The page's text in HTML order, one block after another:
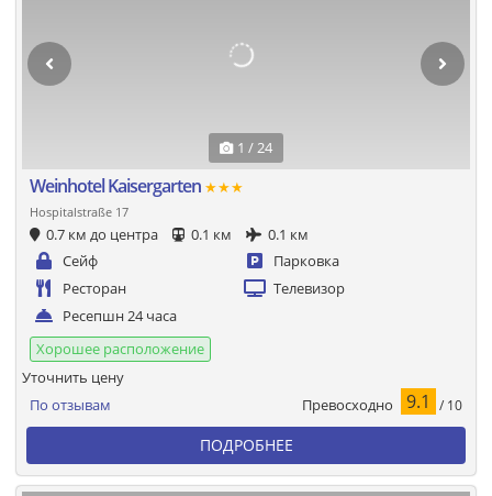
1 / 24
Weinhotel Kaisergarten ★★★
Hospitalstraße 17
0.7 км до центра 0.1 км
0.1 км
Сейф
Парковка
Ресторан
Телевизор
Ресепшн 24 часа
Хорошее расположение
По отзывам Превосходно 9.1 / 10
Уточнить цену
ПОДРОБНЕЕ